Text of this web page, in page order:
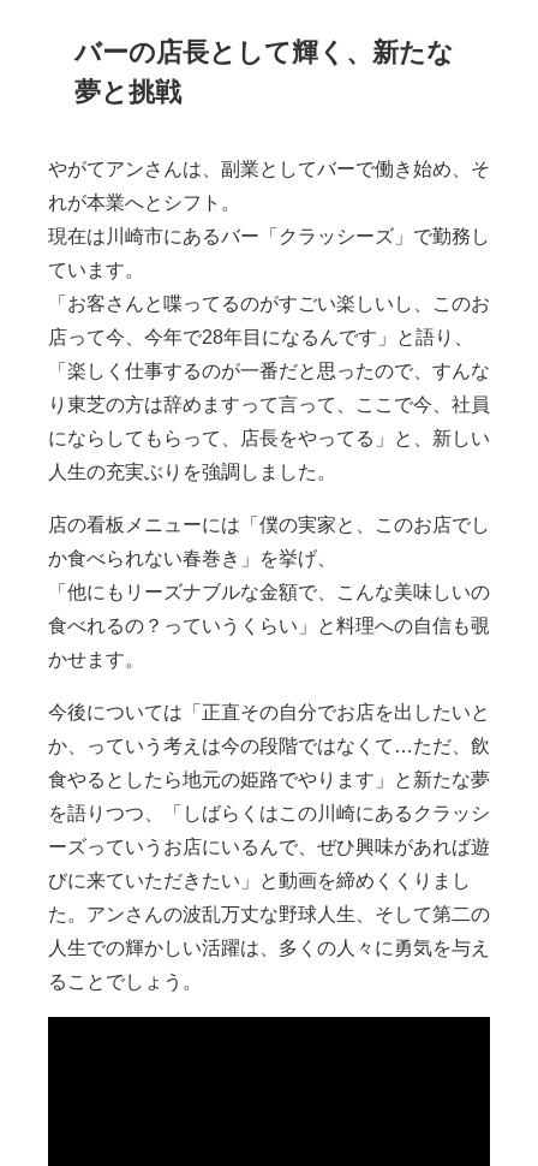
バーの店長として輝く、新たな
夢と挑戦
やがてアンさんは、副業としてバーで働き始め、そ
れが本業へとシフト。
現在は川崎市にあるバー「クラッシーズ」で勤務し
ています。
「お客さんと喋ってるのがすごい楽しいし、このお
店って今、今年で28年目になるんです」と語り、
「楽しく仕事するのが一番だと思ったので、すんな
り東芝の方は辞めますって言って、ここで今、社員
にならしてもらって、店長をやってる」と、新しい
人生の充実ぶりを強調しました。
店の看板メニューには「僕の実家と、このお店でし
か食べられない春巻き」を挙げ、
「他にもリーズナブルな金額で、こんな美味しいの
食べれるの？っていうくらい」と料理への自信も覗
かせます。
今後については「正直その自分でお店を出したいと
か、っていう考えは今の段階ではなくて…ただ、飲
食やるとしたら地元の姫路でやります」と新たな夢
を語りつつ、「しばらくはこの川崎にあるクラッシ
ーズっていうお店にいるんで、ぜひ興味があれば遊
びに来ていただきたい」と動画を締めくくりまし
た。アンさんの波乱万丈な野球人生、そして第二の
人生での輝かしい活躍は、多くの人々に勇気を与え
ることでしょう。